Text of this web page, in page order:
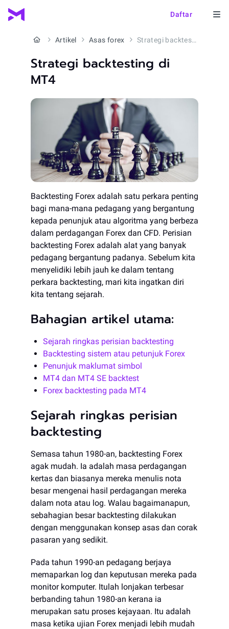
Daftar
Artikel Asas forex Strategi backtesting di MT4
Strategi backtesting di
MT4
Backtesting Forex adalah satu perkara penting
bagi mana-mana pedagang yang bergantung
kepada penunjuk atau algoritma yang berbeza
dalam perdagangan Forex dan CFD. Perisian
backtesting Forex adalah alat yang banyak
pedagang bergantung padanya. Sebelum kita
menyelidiki lebih jauh ke dalam tentang
perkara backtesting, mari kita ingatkan diri
kita tentang sejarah.
Bahagian artikel utama:
Sejarah ringkas perisian backtesting
Backtesting sistem atau petunjuk Forex
Penunjuk maklumat simbol
MT4 dan MT4 SE backtest
Forex backtesting pada MT4
Sejarah ringkas perisian
backtesting
Semasa tahun 1980-an, backtesting Forex
agak mudah. Ia adalah masa perdagangan
kertas dan biasanya mereka menulis nota
besar mengenai hasil perdagangan mereka
dalam nota atau log. Walau bagaimanapun,
sebahagian besar backtesting dilakukan
dengan menggunakan konsep asas dan corak
pasaran yang sedikit.
Pada tahun 1990-an pedagang berjaya
memaparkan log dan keputusan mereka pada
monitor komputer. Itulah lonjakan terbesar
berbanding tahun 1980-an kerana ia
merupakan satu proses kejayaan. Itu adalah
masa ketika ujian Forex menjadi lebih mudah